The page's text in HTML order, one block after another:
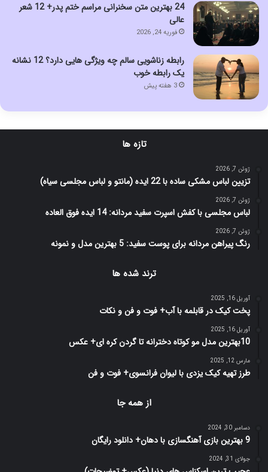
24 بهترین متن سخنرانی مراسم ختم پدر+ 12 شعر
عالی
فوریه 24, 2026
رابطه زناشویی سالم چه ویژگی هایی دارد؟ 12 نشانه
یک رابطه خوب
3 هفته پیش
تازه ها
ژوئن 7, 2026
تزیین لباس مشکی ساده با 22 ایده (مانتو و لباس مجلسی سیاه)
ژوئن 7, 2026
لباس مجلسی با کفش اسپرت سفید مردانه: 14 ایده فوق العاده
ژوئن 7, 2026
رنگ پیراهن مردانه برای پوست سفید: 5 بهترین مدل و نمونه
ترند شده ها
آوریل 16, 2025
پخت کیک در قابلمه با آب+ فوت و فن و نکات
آوریل 16, 2025
10بهترین مدل مو کوتاه دخترانه تا گردن کره ای+ عکس
مارس 12, 2025
طرز تهیه کیک یزدی با لیوان فرانسوی+ فوت و فن
از همه جا
دسامبر 30, 2024
9 بهترین بازی آهنگسازی با دهان+ دانلود رایگان
جولای 31, 2024